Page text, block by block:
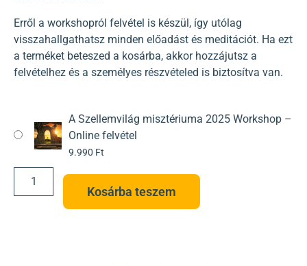
Erről a workshopról felvétel is készül, így utólag
visszahallgathatsz minden előadást és meditációt. Ha ezt
a terméket beteszed a kosárba, akkor hozzájutsz a
felvételhez és a személyes részvételed is biztosítva van.
A Szellemvilág misztériuma 2025 Workshop –
Online felvétel
9.990 Ft
Kosárba teszem